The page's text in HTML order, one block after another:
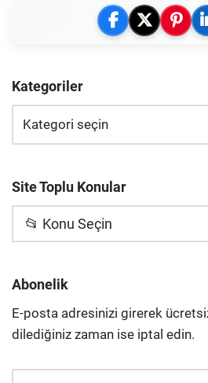
Kategoriler
Site Toplu Konular
📂 Konu Seçin
Abonelik
E-posta adresinizi girerek
dilediğiniz zaman ise iptal edin.